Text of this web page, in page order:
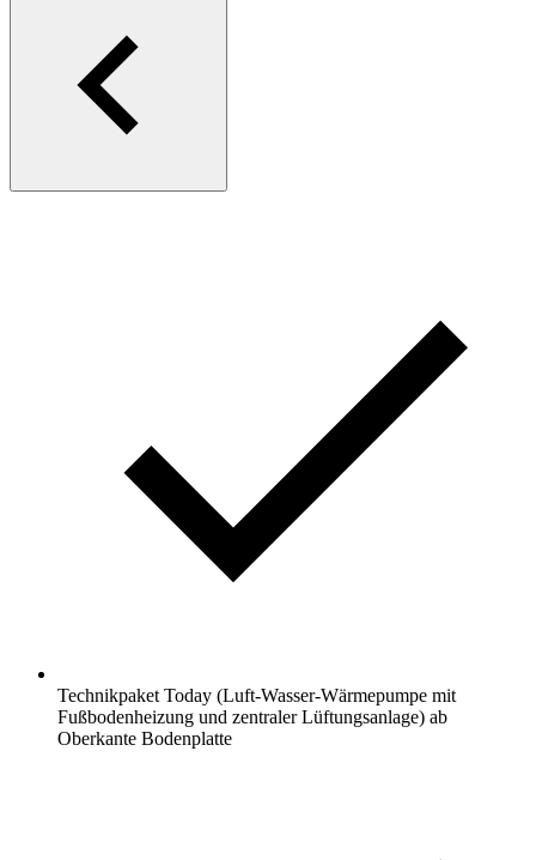
Technikpaket Today (Luft-Wasser-Wärmepumpe mit
Fußbodenheizung und zentraler Lüftungsanlage) ab
Oberkante Bodenplatte